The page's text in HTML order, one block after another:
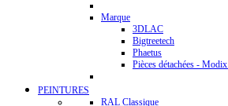
Marque
3DLAC
Bigtreetech
Phaetus
Pièces détachées -
PEINTURES
RAL Classique